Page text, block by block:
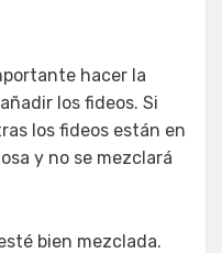
hacer la
los fideos. Si
los fideos están en
y no se mezclará
bien mezclada.